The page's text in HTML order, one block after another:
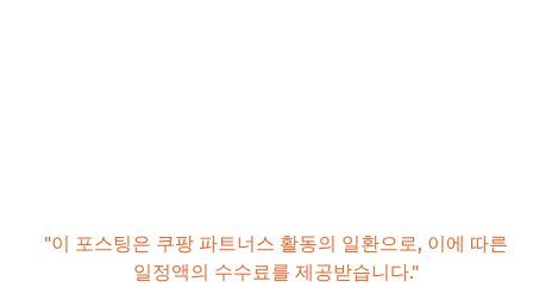
"이 포스팅은 쿠팡 파트너스 활동의 일환으로, 이에 따른
일정액의 수수료를 제공받습니다."